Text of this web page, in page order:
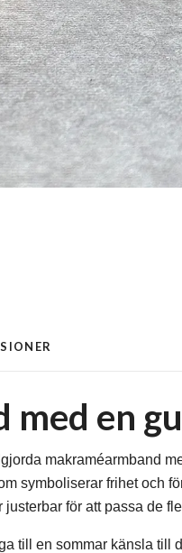
med en
makraméarmband
symboliserar frihet och
för att passa de
till en sommar känsla till